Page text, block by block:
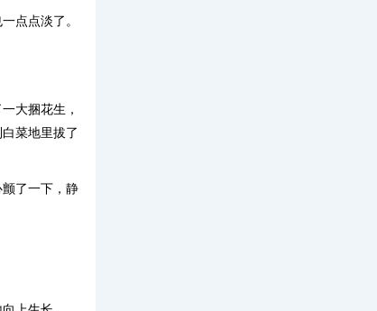
点点淡了。
大捆花生，
菜地里拔了
了一下，静